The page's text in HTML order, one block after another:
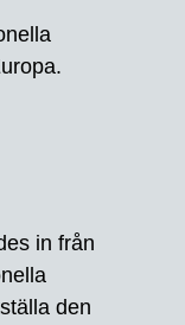
in från
den